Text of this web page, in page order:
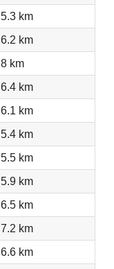
5.3 km
6.2 km
8 km
6.4 km
6.1 km
5.4 km
5.5 km
5.9 km
6.5 km
7.2 km
6.6 km